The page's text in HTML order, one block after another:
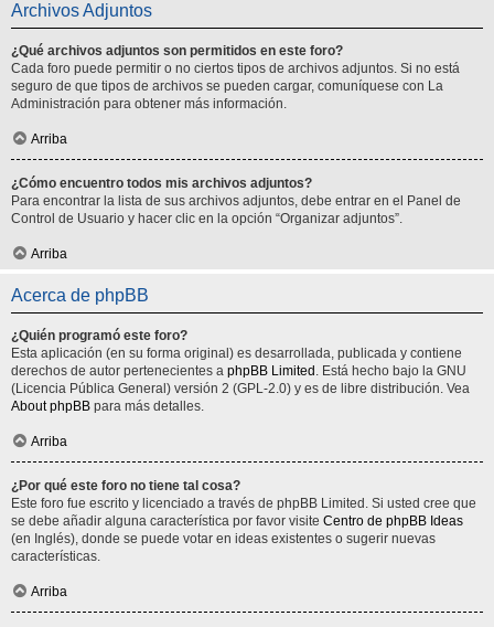
Archivos Adjuntos
¿Qué archivos adjuntos son permitidos en este foro?
Cada foro puede permitir o no ciertos tipos de archivos adjuntos. Si no está
seguro de que tipos de archivos se pueden cargar, comuníquese con La
Administración para obtener más información.
Arriba
¿Cómo encuentro todos mis archivos adjuntos?
Para encontrar la lista de sus archivos adjuntos, debe entrar en el Panel de
Control de Usuario y hacer clic en la opción “Organizar adjuntos”.
Arriba
Acerca de phpBB
¿Quién programó este foro?
Esta aplicación (en su forma original) es desarrollada, publicada y contiene
derechos de autor pertenecientes a phpBB Limited . Está hecho bajo la GNU
(Licencia Pública General) versión 2 (GPL-2.0) y es de libre distribución. Vea
About phpBB para más detalles.
Arriba
¿Por qué este foro no tiene tal cosa?
Este foro fue escrito y licenciado a través de phpBB Limited. Si usted cree que
se debe añadir alguna característica por favor visite Centro de phpBB Ideas
(en Inglés), donde se puede votar en ideas existentes o sugerir nuevas
características.
Arriba